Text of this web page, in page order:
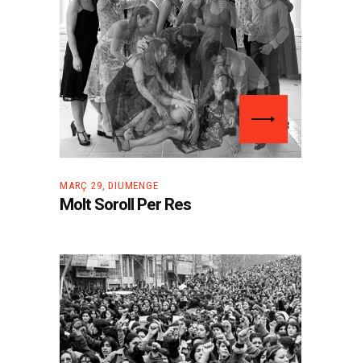
MARÇ 29, DIUMENGE
Molt Soroll Per Res